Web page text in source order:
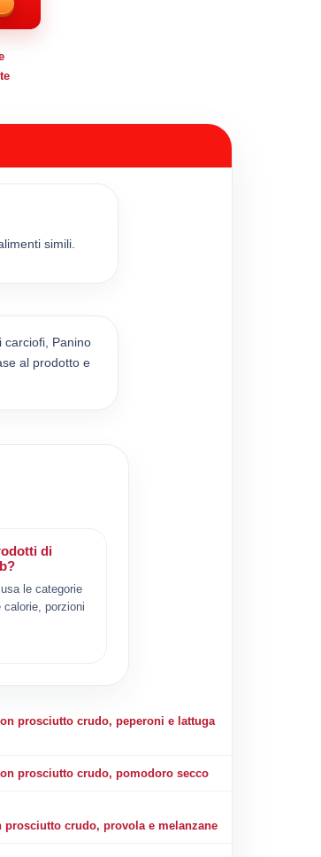
simili.
carciofi, Panino
al prodotto e
di
le categorie
calorie, porzioni
prosciutto crudo, peperoni e lattuga
prosciutto crudo, pomodoro secco
prosciutto crudo, provola e melanzane